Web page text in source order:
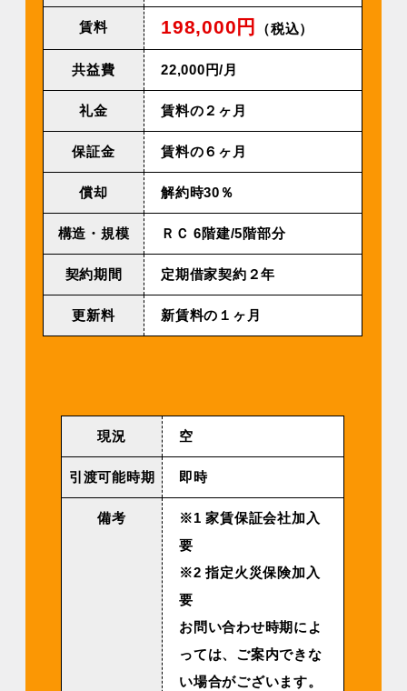
賃料 198,000円 （税込）
共益費 22,000円/⽉
礼金 賃料の２ヶ月
保証金 賃料の６ヶ月
償却 解約時30％
構造・規模 ＲＣ 6階建/5階部分
契約期間 定期借家契約２年
更新料 新賃料の１ヶ月
現況 空
引渡可能時期 即時
備考
※1 家賃保証会社加入
要
※2 指定火災保険加入
要
お問い合わせ時期によ
っては、ご案内できな
い場合がございます。